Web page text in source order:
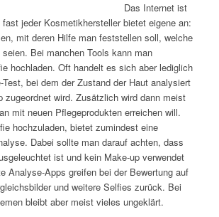
Das Internet ist
jeder Kosmetikhersteller bietet eigene an:
mit deren Hilfe man feststellen soll, welche
Bei manchen Tools kann man
hochladen. Oft handelt es sich aber lediglich
bei dem der Zustand der Haut analysiert
zugeordnet wird. Zusätzlich wird dann meist
mit neuen Pflegeprodukten erreichen will.
hochzuladen, bietet zumindest eine
Dabei sollte man darauf achten, dass
ist und kein Make-up verwendet
Analyse-Apps greifen bei der Bewertung auf
und weitere Selfies zurück. Bei
bleibt aber meist vieles ungeklärt.